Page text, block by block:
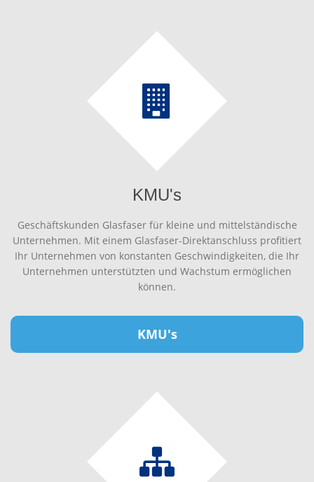
KMU's
Geschäftskunden Glasfaser für kleine und mittelständische
Unternehmen. Mit einem Glasfaser-Direktanschluss profitiert
Ihr Unternehmen von konstanten Geschwindigkeiten, die Ihr
Unternehmen unterstützten und Wachstum ermöglichen
können.
KMU's